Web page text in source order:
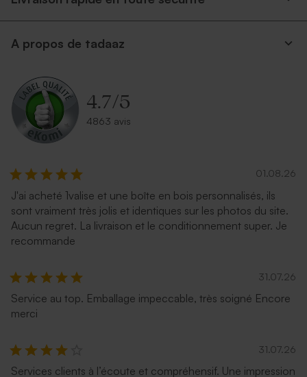
A propos de tadaaz
4.7/5
4863 avis
01.08.26
J'ai acheté 1valise et une boîte en bois personnalisés, ils
sont vraiment très jolis et identiques sur les photos du site.
Aucun regret. La livraison et le conditionnement super. Je
recommande
31.07.26
Service au top. Emballage impeccable, très soigné Encore
merci
31.07.26
Services clients à l’écoute et compréhensif. Une impression